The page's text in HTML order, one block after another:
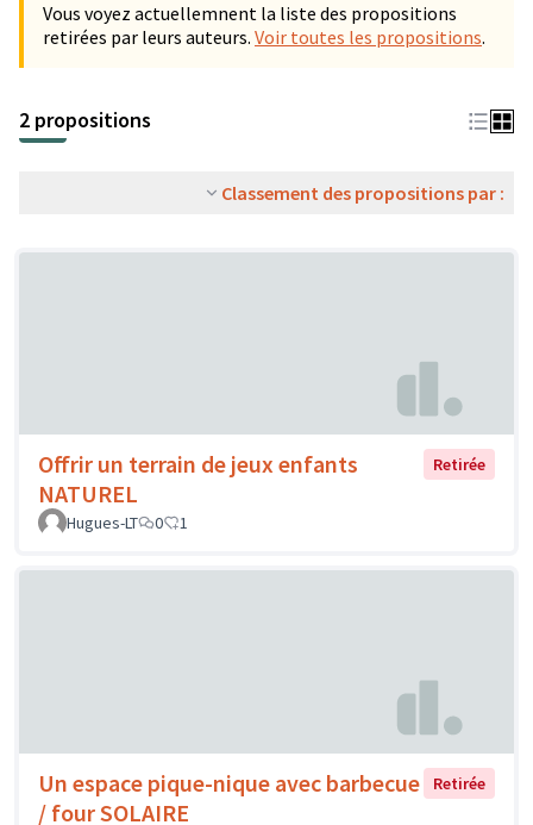
Vous voyez actuellemnent la liste des propositions
retirées par leurs auteurs. Voir toutes les propositions.
2 propositions
Classement des propositions par :
Offrir un terrain de jeux enfants
NATUREL
Retirée
Hugues-LT 0 1
Un espace pique-nique avec barbecue
/ four SOLAIRE
Retirée